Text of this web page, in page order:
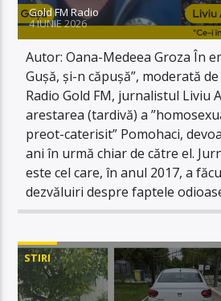
Gold FM Radio
4 IUNIE 2026
Autor: Oana-Medeea Groza În
Gușă, și-n căpușă”, moderată
Radio Gold FM, jurnalistul Liviu
arestarea (tardivă) a
preot-caterisit” Pomohaci,
ani în urmă chiar de către el.
este cel care, în anul 2017, a
dezvăluiri despre faptele
STIRI